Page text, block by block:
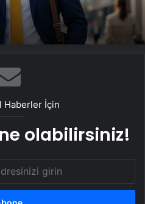
Haberler İçin
olabilirsiniz!